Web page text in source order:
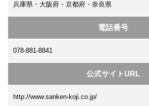
兵庫県・大阪府・京都府・奈良県
電話番号
078-881-8841
公式サイトURL
http://www.sanken-koji.co.jp/